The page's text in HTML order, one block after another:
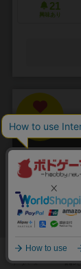
21
興味あり
No.31